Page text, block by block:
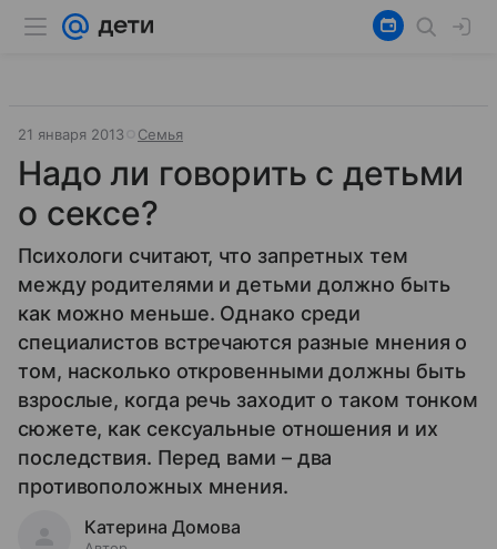
21 января 2013 Семья
Надо ли говорить с детьми
о сексе?
Психологи считают, что запретных тем
между родителями и детьми должно быть
как можно меньше. Однако среди
специалистов встречаются разные мнения о
том, насколько откровенными должны быть
взрослые, когда речь заходит о таком тонком
сюжете, как сексуальные отношения и их
последствия. Перед вами – два
противоположных мнения.
Катерина Домова